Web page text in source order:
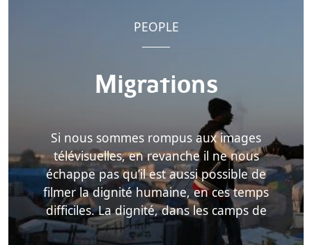
PEOPLE
Migrations
Si nous sommes rompus aux images
télévisuelles, en revanche il ne nous
échappe pas qu’il est aussi possible de
filmer la dignité humaine, en ces temps
difficiles. La dignité, dans les camps de